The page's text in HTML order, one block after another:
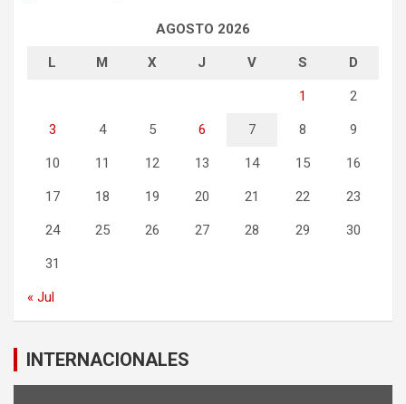
AGOSTO 2026
L M X J V S D
1 2
3 4 5 6 7 8 9
10 11 12 13 14 15 16
17 18 19 20 21 22 23
24 25 26 27 28 29 30
31
« Jul
INTERNACIONALES